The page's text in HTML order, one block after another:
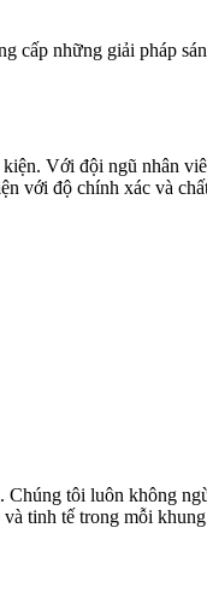
cấp những giải pháp
Với đội ngũ nhân
với độ chính xác và
tôi luôn không
tinh tế trong mỗi